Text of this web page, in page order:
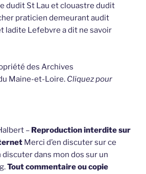
dudit St Lau et clouastre dudit
praticien demeurant audit
ladite Lefebvre a dit ne savoir
des Archives
Maine-et-Loire. Cliquez pour
– Reproduction interdite sur
Merci d’en discuter sur ce
discuter dans mon dos sur un
Tout commentaire ou copie